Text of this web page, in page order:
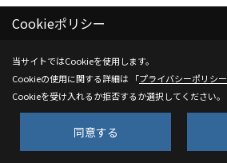
25. 2023年11月21日
Cookieポリシー
当サイトではCookieを使用します。
Cookieの使用に関する詳細は 「プライバシーポリシー
Cookieを受け入れるか拒否するか選択してください。
同意する